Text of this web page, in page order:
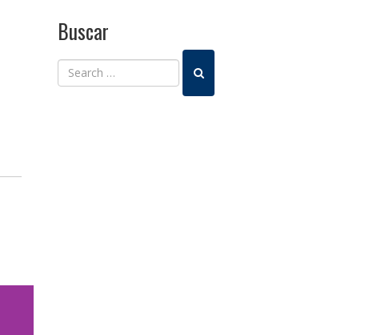
Buscar